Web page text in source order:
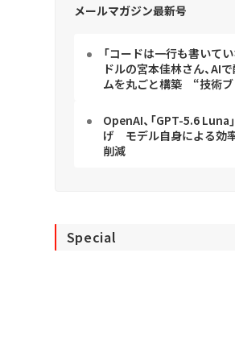
メールマガジン最新号
「コードは一行も書いて
ドルの宮本佳林さん、AI
ムを丸ごと構築 “技術ブ
OpenAI、「GPT-5.6 Luna
げ モデル自身による効
削減
Special